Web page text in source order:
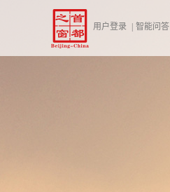
用户登录 智能问答